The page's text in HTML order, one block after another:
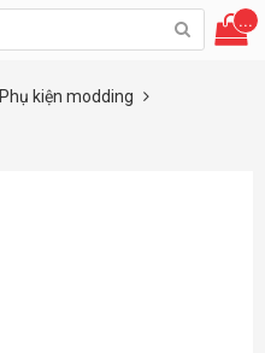
...
Phụ kiện modding